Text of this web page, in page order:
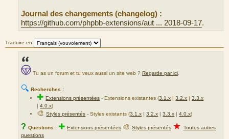
Journal des changements (changelog) :
https://github.com/phpbb-extensions/aut ... 2018-09-17.
Traduire en
Tu as un forum et tu veux aussi un site web ? Regarde par ici
🔍 Recherches :
✚Extensions présentées -Extensions existantes (3.1.x |3.2.x |3.3.x
|4.0.x)
🎨Styles présentés - Styles existants (3.1.x |3.2.x |3.3.x |4.0.x)
? Questions : ✚ Extensions présentées 🎨 Styles présentés ★ Toutes autres
questions